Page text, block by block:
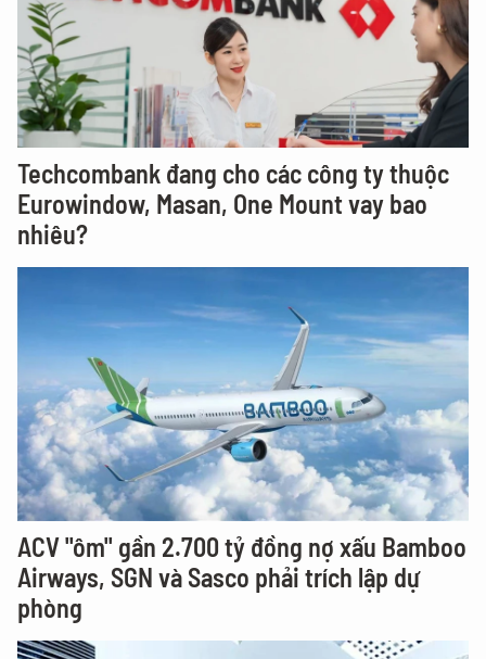
Techcombank đang cho các công ty thuộc
Eurowindow, Masan, One Mount vay bao
nhiêu?
ACV "ôm" gần 2.700 tỷ đồng nợ xấu Bamboo
Airways, SGN và Sasco phải trích lập dự
phòng